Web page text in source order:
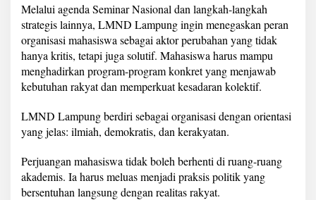
Melalui agenda Seminar Nasional dan langkah-langkah
strategis lainnya, LMND Lampung ingin menegaskan peran
organisasi mahasiswa sebagai aktor perubahan yang tidak
hanya kritis, tetapi juga solutif. Mahasiswa harus mampu
menghadirkan program-program konkret yang menjawab
kebutuhan rakyat dan memperkuat kesadaran kolektif.
LMND Lampung berdiri sebagai organisasi dengan orientasi
yang jelas: ilmiah, demokratis, dan kerakyatan.
Perjuangan mahasiswa tidak boleh berhenti di ruang-ruang
akademis. Ia harus meluas menjadi praksis politik yang
bersentuhan langsung dengan realitas rakyat.